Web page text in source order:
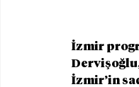
İzmir
İzmir’in